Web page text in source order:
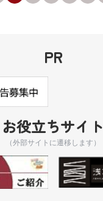
PR
お役立ちサイト
（外部サイトに遷移します）